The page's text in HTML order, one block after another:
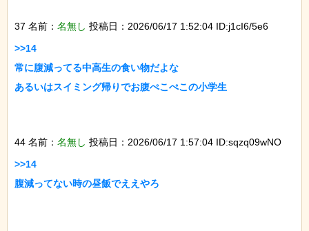
37 名前： 名無し 投稿日：2026/06/17 1:52:04 ID:j1cI6/5e6
>>14
常に腹減ってる中高生の食い物だよな
あるいはスイミング帰りでお腹ぺこぺこの小学生
44 名前： 名無し 投稿日：2026/06/17 1:57:04 ID:sqzq09wNO
>>14
腹減ってない時の昼飯でええやろ